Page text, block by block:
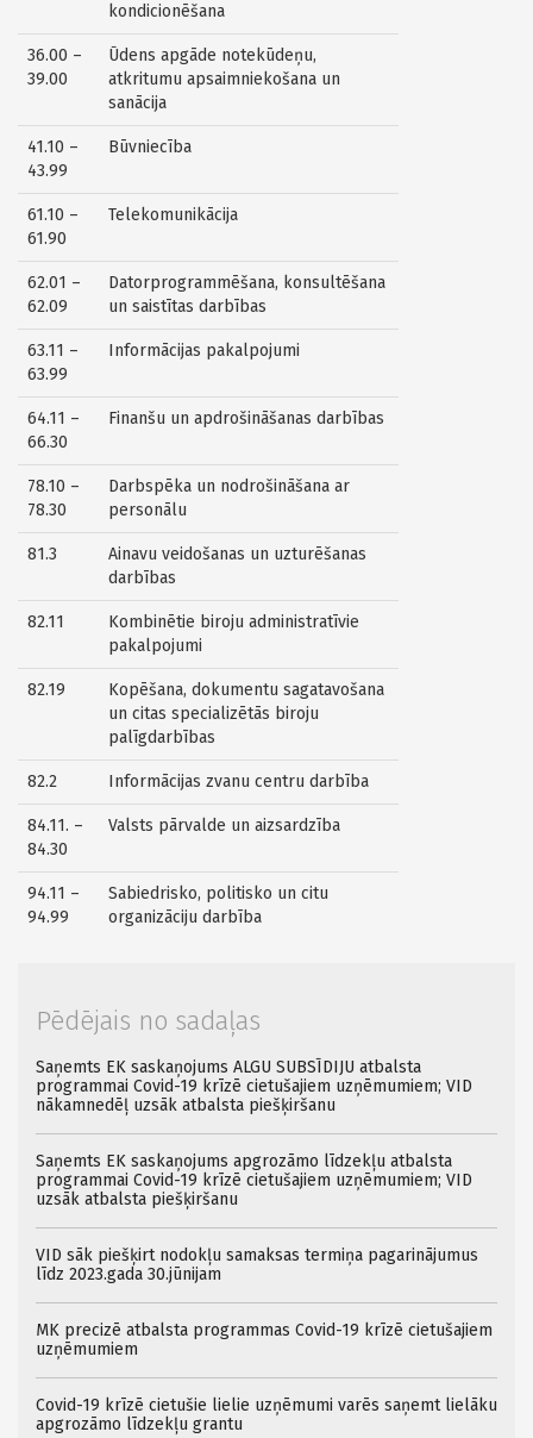
kondicionēšana
36.00 –
39.00
Ūdens apgāde notekūdeņu,
atkritumu apsaimniekošana un
sanācija
41.10 –
43.99
Būvniecība
61.10 –
61.90
Telekomunikācija
62.01 –
62.09
Datorprogrammēšana, konsultēšana
un saistītas darbības
63.11 –
63.99
Informācijas pakalpojumi
64.11 –
66.30
Finanšu un apdrošināšanas darbības
78.10 –
78.30
Darbspēka un nodrošināšana ar
personālu
81.3
Ainavu veidošanas un uzturēšanas
darbības
82.11
Kombinētie biroju administratīvie
pakalpojumi
82.19
Kopēšana, dokumentu sagatavošana
un citas specializētās biroju
palīgdarbības
82.2 Informācijas zvanu centru darbība
84.11. –
84.30
Valsts pārvalde un aizsardzība
94.11 –
94.99
Sabiedrisko, politisko un citu
organizāciju darbība
Pēdējais no sadaļas
Saņemts EK saskaņojums ALGU SUBSĪDIJU atbalsta
programmai Covid-19 krīzē cietušajiem uzņēmumiem; VID
nākamnedēļ uzsāk atbalsta piešķiršanu
Saņemts EK saskaņojums apgrozāmo līdzekļu atbalsta
programmai Covid-19 krīzē cietušajiem uzņēmumiem; VID
uzsāk atbalsta piešķiršanu
VID sāk piešķirt nodokļu samaksas termiņa pagarinājumus
līdz 2023.gada 30.jūnijam
MK precizē atbalsta programmas Covid-19 krīzē cietušajiem
uzņēmumiem
Covid-19 krīzē cietušie lielie uzņēmumi varēs saņemt lielāku
apgrozāmo līdzekļu grantu